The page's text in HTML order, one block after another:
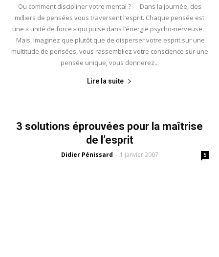
Ou comment discipliner votre mental ? Dans la journée, des
milliers de pensées vous traversent l’esprit. Chaque pensée est
une « unité de force » qui puise dans l’énergie psycho-nerveuse.
Mais, imaginez que plutôt que de disperser votre esprit sur une
multitude de pensées, vous rassembliez votre conscience sur une
pensée unique, vous donnerez...
Lire la suite
3 solutions éprouvées pour la maîtrise
de l’esprit
Didier Pénissard - 1 janvier 2007 5